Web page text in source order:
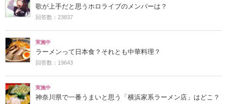
歌が上手だと思うホロライブのメンバーは？
回答数：23837
実施中
ラーメンって日本食？それとも中華料理？
回答数：19643
実施中
神奈川県で一番うまいと思う「横浜家系ラーメン店」はどこ？